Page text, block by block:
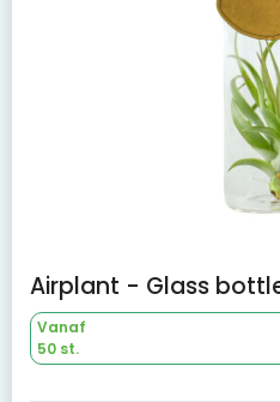
Airplant - Glass
Vanaf
50 st.